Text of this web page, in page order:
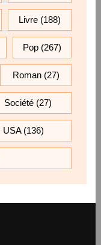
Livre (188)
Pop (267)
Roman(27)
Société(27)
USA(136)